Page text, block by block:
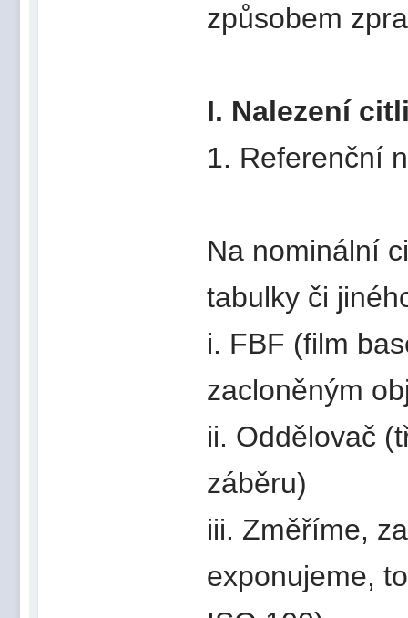
způsobem
I. Nalezení
1. Referenční
Na nominální
tabulky či
i. FBF (film
zacloněným
ii. Oddělovač
záběru)
iii. Změříme,
exponujeme,